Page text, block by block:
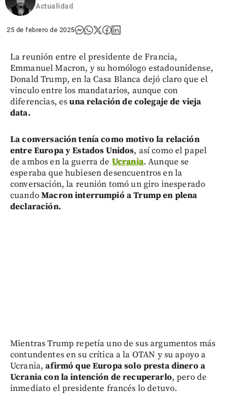
Actualidad
25 de febrero de 2025
La reunión entre el presidente de Francia,
Emmanuel Macron, y su homólogo estadounidense,
Donald Trump, en la Casa Blanca dejó claro que el
vinculo entre los mandatarios, aunque con
diferencias, esuna relación de colegaje de vieja
data.
La conversación tenía como motivo la relación
entre Europa y Estados Unidos, así como el papel
de ambos en la guerra de Ucrania. Aunque se
esperaba que hubiesen desencuentros en la
conversación, la reunión tomó un giro inesperado
cuandoMacron interrumpió a Trump en plena
declaración.
Mientras Trump repetía uno de sus argumentos más
contundentes en su crítica a la OTAN y su apoyo a
Ucrania, afirmó que Europa solo presta dinero a
Ucrania con la intención de recuperarlo, pero de
inmediato el presidente francés lo detuvo.